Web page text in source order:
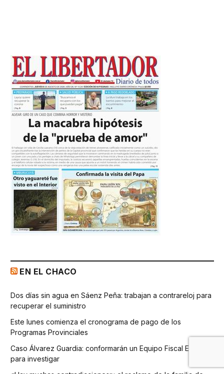
EN EL CHACO
Dos días sin agua en Sáenz Peña: trabajan a contrareloj para
recuperar el suministro
Este lunes comienza el cronograma de pago de los
Programas Provinciales
Caso Álvarez Guardia: conformarán un Equipo Fiscal Especial
para investigar